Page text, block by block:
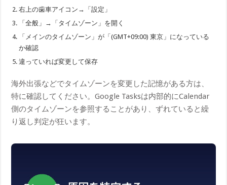
右上の歯車アイコン→「設定」
「全般」→「タイムゾーン」を開く
「メインのタイムゾーン」が「(GMT+09:00) 東京」になっている
か確認
違っていれば変更して保存
海外出張などでタイムゾーンを変更した記憶がある方は、
特に確認してください。Google Tasksは内部的にCalendar
側のタイムゾーンを参照することがあり、ずれていると繰
り返し判定が狂います。